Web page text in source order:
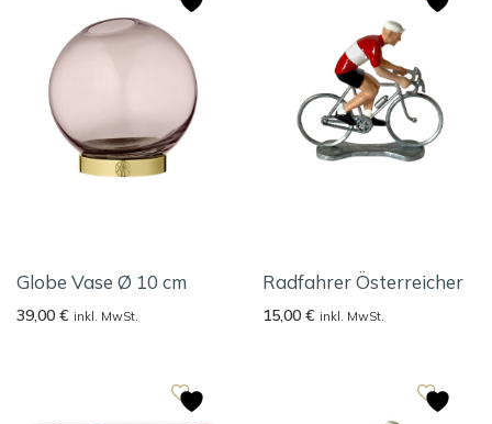
Globe Vase Ø 10 cm
39,00 € inkl. MwSt.
Radfahrer Österreicher
15,00 € inkl. MwSt.